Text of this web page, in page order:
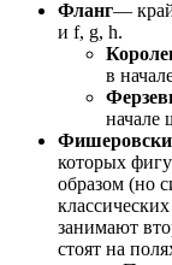
Фланг—
и f, g, h.
в
начале
которых
образом (но
занимают
стоят на